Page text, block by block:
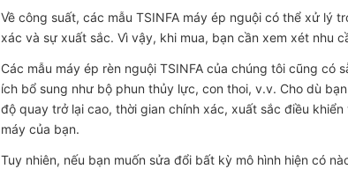
Về công suất, các mẫu TSINFA máy ép nguội có thể xử lý
xác và sự xuất sắc. Vì vậy, khi mua, bạn cần xem xét nhu
Các mẫu máy ép rèn nguội TSINFA của chúng tôi cũng có
ích bổ sung như bộ phun thủy lực, con thoi, v.v. Cho dù
độ quay trở lại cao, thời gian chính xác, xuất sắc điều
máy của bạn.
Tuy nhiên, nếu bạn muốn sửa đổi bất kỳ mô hình hiện có